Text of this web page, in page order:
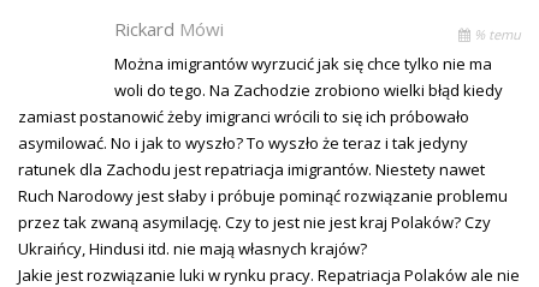
Rickard Mówi % temu
Można imigrantów wyrzucić jak się chce tylko nie ma
woli do tego. Na Zachodzie zrobiono wielki błąd kiedy
zamiast postanowić żeby imigranci wrócili to się ich próbowało
asymilować. No i jak to wyszło? To wyszło że teraz i tak jedyny
ratunek dla Zachodu jest repatriacja imigrantów. Niestety nawet
Ruch Narodowy jest słaby i próbuje pominąć rozwiązanie problemu
przez tak zwaną asymilację. Czy to jest nie jest kraj Polaków? Czy
Ukraińcy, Hindusi itd. nie mają własnych krajów?
Jakie jest rozwiązanie luki w rynku pracy. Repatriacja Polaków ale nie